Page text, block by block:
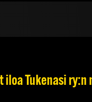
iloa Tukenasi